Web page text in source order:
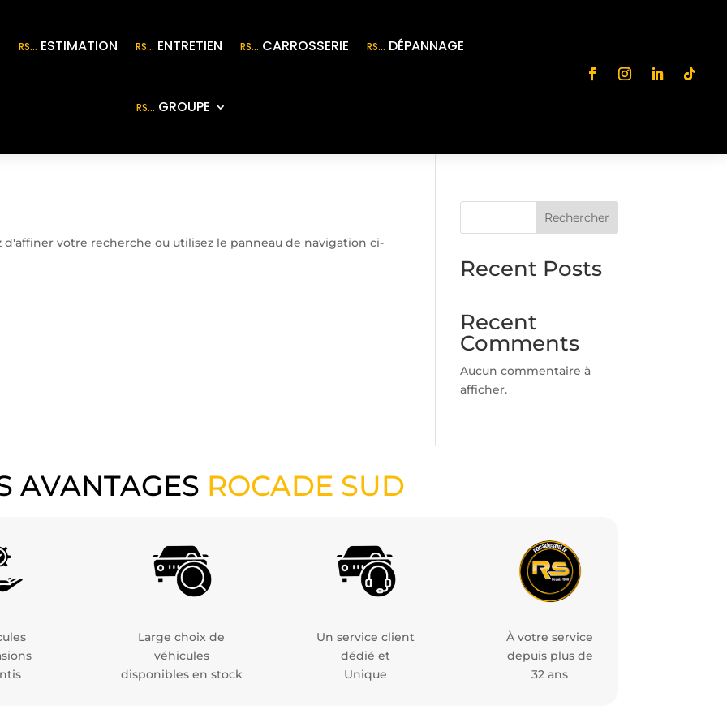
RS… ESTIMATION RS… ENTRETIEN RS… CARROSSERIE RS… DÉPANNAGE
RS… GROUPE
d'affiner votre recherche ou utilisez le panneau de navigation ci-
Rechercher
Recent Posts
Recent
Comments
Aucun commentaire à
afficher.
AVANTAGES ROCADE SUD
Large choix de
véhicules
disponibles en stock
Un service client
dédié et
Unique
À votre service
depuis plus de
32 ans